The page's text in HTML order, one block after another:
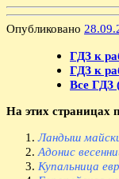
Опубликовано
ГДЗ к
ГДЗ к
Все ГДЗ
На этих страницах
Ландыш
Адонис
Купальница